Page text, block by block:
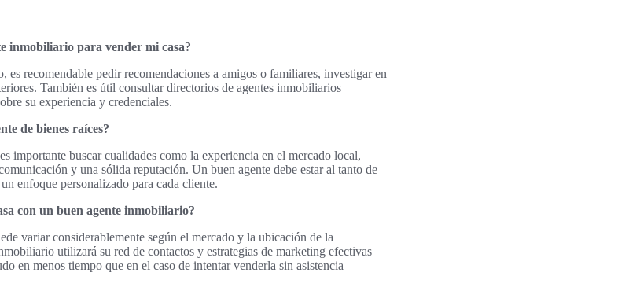
inmobiliario para vender mi casa?
es recomendable pedir recomendaciones a amigos o familiares, investigar en
También es útil consultar directorios de agentes inmobiliarios
su experiencia y credenciales.
de bienes raíces?
importante buscar cualidades como la experiencia en el mercado local,
y una sólida reputación. Un buen agente debe estar al tanto de
enfoque personalizado para cada cliente.
con un buen agente inmobiliario?
variar considerablemente según el mercado y la ubicación de la
utilizará su red de contactos y estrategias de marketing efectivas
en menos tiempo que en el caso de intentar venderla sin asistencia